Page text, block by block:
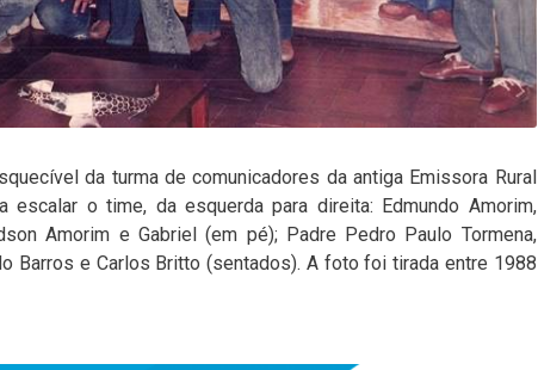
da turma de comunicadores da antiga Emissora Rural
escalar o time, da esquerda para direita: Edmundo Amorim,
Amorim e Gabriel (em pé); Padre Pedro Paulo Tormena,
Barros e Carlos Britto (sentados). A foto foi tirada entre 1988